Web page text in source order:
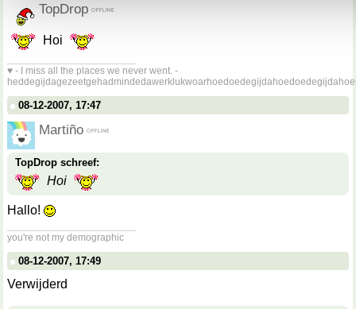
TopDrop
Hoi
♥ - I miss all the places we never went. -
08-12-2007, 17:47
Martiño
TopDrop schreef:
Hoi
Hallo!
you're not my demographic
08-12-2007, 17:49
Verwijderd